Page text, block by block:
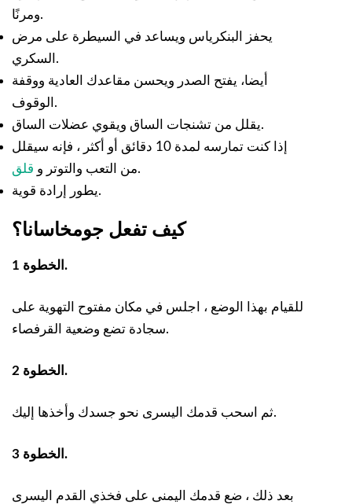
ومرنًا.
يحفز البنكرياس ويساعد في السيطرة على مرض
السكري.
أيضا، يفتح الصدر ويحسن مقاعدك العادية ووقفة
الوقوف.
يقلل من تشنجات الساق ويقوي عضلات الساق.
إذا كنت تمارسه لمدة 10 دقائق أو أكثر ، فإنه سيقلل
من التعب والتوتر و قلق
.
يطور إرادة قوية.
كيف تفعل جومخاسانا؟
الخطوة 1.
للقيام بهذا الوضع ، اجلس في مكان مفتوح التهوية على
سجادة تضع وضعية القرفصاء.
الخطوة 2.
ثم اسحب قدمك اليسرى نحو جسدك وأخذها إليك.
الخطوة 3.
بعد ذلك ، ضع قدمك اليمنى على فخذي القدم اليسرى